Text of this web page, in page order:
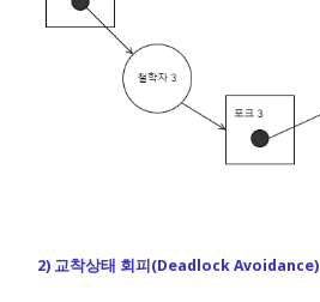
2) 교착상태 회피(Deadlock Avoidance)